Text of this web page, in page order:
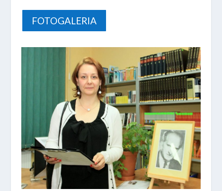
FOTOGALERIA